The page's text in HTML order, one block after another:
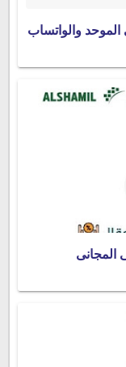
الموحد والواتساب
المجانى